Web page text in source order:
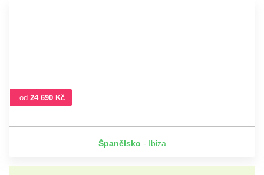
od 24 690 Kč
Španělsko - Ibiza